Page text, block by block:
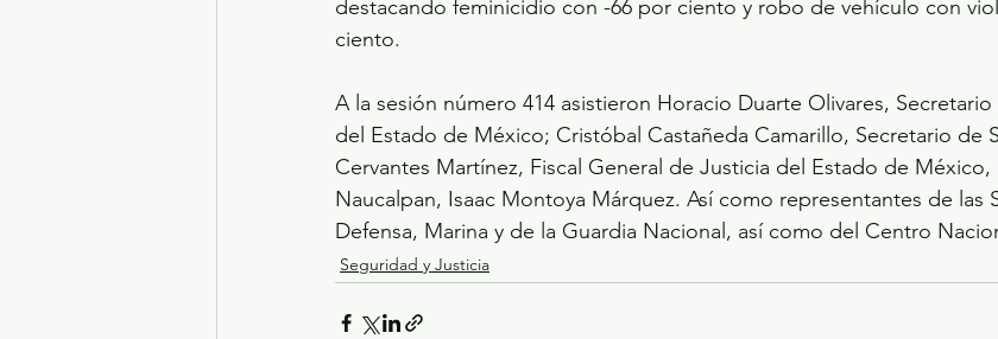
destacando feminicidio con -66 por ciento y robo de vehículo con
ciento.
A la sesión número 414 asistieron Horacio Duarte Olivares,
del Estado de México; Cristóbal Castañeda Camarillo, Secretario de
Cervantes Martínez, Fiscal General de Justicia del Estado de México,
Naucalpan, Isaac Montoya Márquez. Así como representantes de las
Defensa, Marina y de la Guardia Nacional, así como del Centro
Seguridad y Justicia